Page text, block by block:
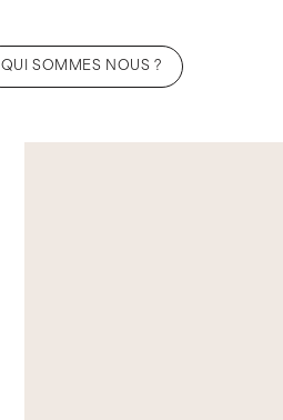
QUI SOMMES NOUS ?